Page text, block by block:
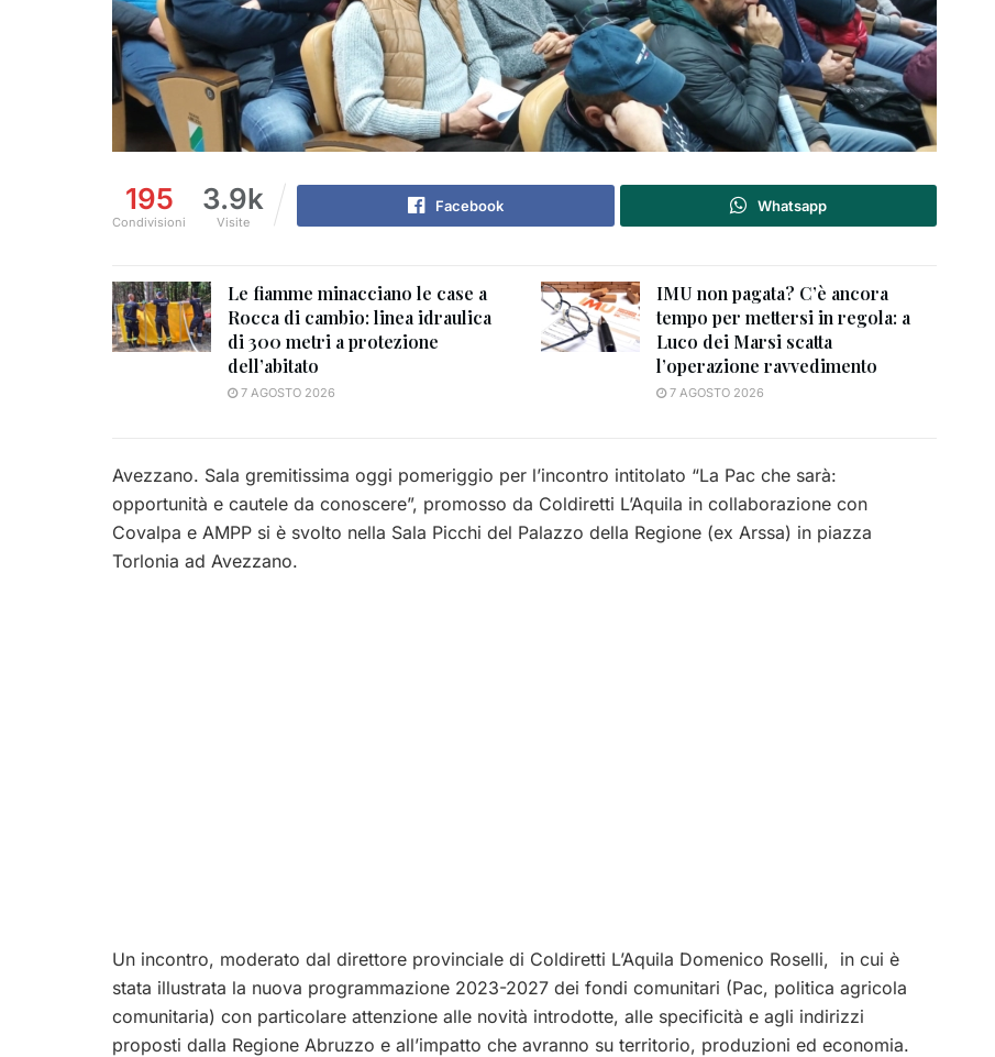
195
Condivisioni
3.9k
Visite
Facebook Whatsapp
Le fiamme minacciano le case a
Rocca di cambio: linea idraulica
di 300 metri a protezione
dell’abitato
7 AGOSTO 2026
IMU non pagata? C’è ancora
tempo per mettersi in regola: a
Luco dei Marsi scatta
l’operazione ravvedimento
7 AGOSTO 2026
Avezzano. Sala gremitissima oggi pomeriggio per l’incontro intitolato “La Pac che sarà:
opportunità e cautele da conoscere”, promosso da Coldiretti L’Aquila in collaborazione con
Covalpa e AMPP si è svolto nella Sala Picchi del Palazzo della Regione (ex Arssa) in piazza
Torlonia ad Avezzano.
Un incontro, moderato dal direttore provinciale di Coldiretti L’Aquila Domenico Roselli, in cui è
stata illustrata la nuova programmazione 2023-2027 dei fondi comunitari (Pac, politica agricola
comunitaria) con particolare attenzione alle novità introdotte, alle specificità e agli indirizzi
proposti dalla Regione Abruzzo e all’impatto che avranno su territorio, produzioni ed economia.